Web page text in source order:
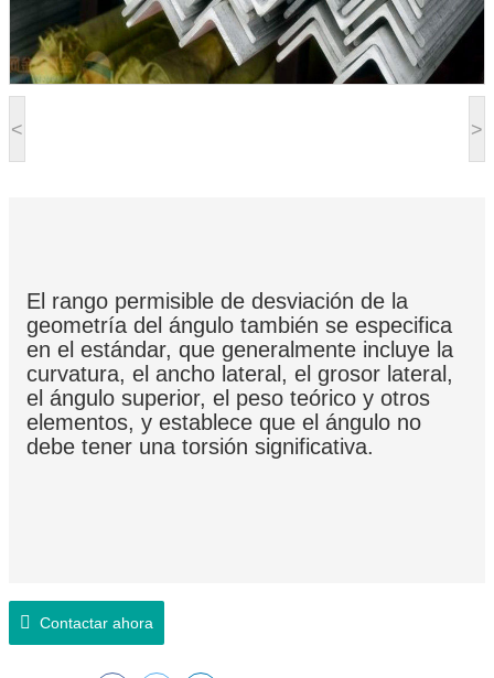
< >
El rango permisible de desviación de la
geometría del ángulo también se especifica
en el estándar, que generalmente incluye la
curvatura, el ancho lateral, el grosor lateral,
el ángulo superior, el peso teórico y otros
elementos, y establece que el ángulo no
debe tener una torsión significativa.
Contactar ahora